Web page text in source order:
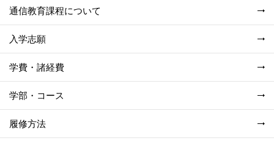
通信教育課程について
入学志願
学費・諸経費
学部・コース
履修方法